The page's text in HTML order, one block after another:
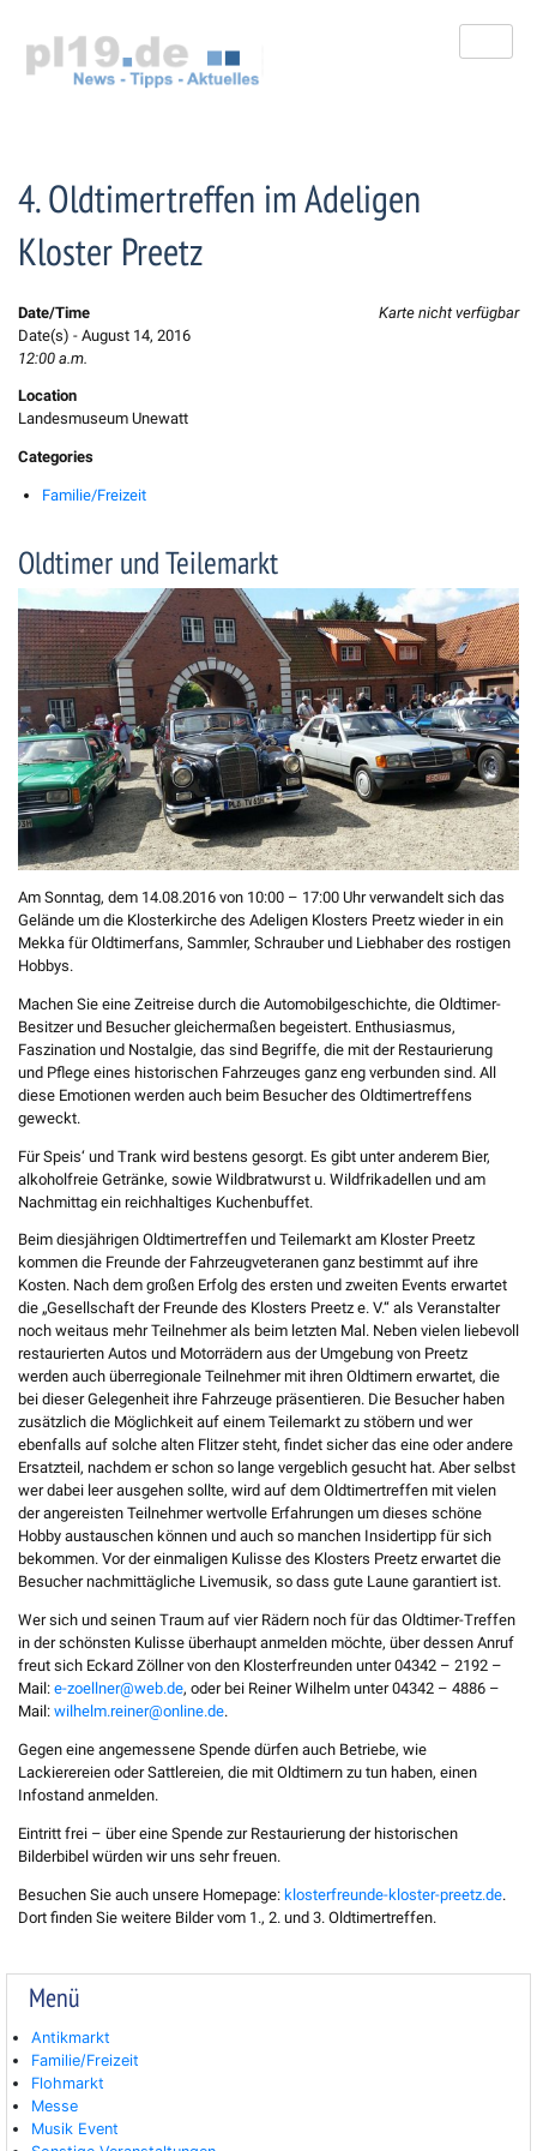
springen
4. Oldtimertreffen im Adeligen
Kloster Preetz
Karte nicht verfügbar
Date/Time
Date(s) - August 14, 2016
12:00 a.m.
Location
Landesmuseum Unewatt
Categories
Familie/Freizeit
Oldtimer und Teilemarkt
Am Sonntag, dem 14.08.2016 von 10:00 – 17:00 Uhr verwandelt sich das
Gelände um die Klosterkirche des Adeligen Klosters Preetz wieder in ein
Mekka für Oldtimerfans, Sammler, Schrauber und Liebhaber des rostigen
Hobbys.
Machen Sie eine Zeitreise durch die Automobilgeschichte, die Oldtimer-
Besitzer und Besucher gleichermaßen begeistert. Enthusiasmus,
Faszination und Nostalgie, das sind Begriffe, die mit der Restaurierung
und Pflege eines historischen Fahrzeuges ganz eng verbunden sind. All
diese Emotionen werden auch beim Besucher des Oldtimertreffens
geweckt.
Für Speis‘ und Trank wird bestens gesorgt. Es gibt unter anderem Bier,
alkoholfreie Getränke, sowie Wildbratwurst u. Wildfrikadellen und am
Nachmittag ein reichhaltiges Kuchenbuffet.
Beim diesjährigen Oldtimertreffen und Teilemarkt am Kloster Preetz
kommen die Freunde der Fahrzeugveteranen ganz bestimmt auf ihre
Kosten. Nach dem großen Erfolg des ersten und zweiten Events erwartet
die „Gesellschaft der Freunde des Klosters Preetz e. V.“ als Veranstalter
noch weitaus mehr Teilnehmer als beim letzten Mal. Neben vielen liebevoll
restaurierten Autos und Motorrädern aus der Umgebung von Preetz
werden auch überregionale Teilnehmer mit ihren Oldtimern erwartet, die
bei dieser Gelegenheit ihre Fahrzeuge präsentieren. Die Besucher haben
zusätzlich die Möglichkeit auf einem Teilemarkt zu stöbern und wer
ebenfalls auf solche alten Flitzer steht, findet sicher das eine oder andere
Ersatzteil, nachdem er schon so lange vergeblich gesucht hat. Aber selbst
wer dabei leer ausgehen sollte, wird auf dem Oldtimertreffen mit vielen
der angereisten Teilnehmer wertvolle Erfahrungen um dieses schöne
Hobby austauschen können und auch so manchen Insidertipp für sich
bekommen. Vor der einmaligen Kulisse des Klosters Preetz erwartet die
Besucher nachmittägliche Livemusik, so dass gute Laune garantiert ist.
Wer sich und seinen Traum auf vier Rädern noch für das Oldtimer-Treffen
in der schönsten Kulisse überhaupt anmelden möchte, über dessen Anruf
freut sich Eckard Zöllner von den Klosterfreunden unter 04342 – 2192 –
Mail: e-zoellner@web.de, oder bei Reiner Wilhelm unter 04342 – 4886 –
Mail: wilhelm.reiner@online.de.
Gegen eine angemessene Spende dürfen auch Betriebe, wie
Lackierereien oder Sattlereien, die mit Oldtimern zu tun haben, einen
Infostand anmelden.
Eintritt frei – über eine Spende zur Restaurierung der historischen
Bilderbibel würden wir uns sehr freuen.
Besuchen Sie auch unsere Homepage: klosterfreunde-kloster-preetz.de.
Dort finden Sie weitere Bilder vom 1., 2. und 3. Oldtimertreffen.
Menü
Antikmarkt
Familie/Freizeit
Flohmarkt
Messe
Musik Event